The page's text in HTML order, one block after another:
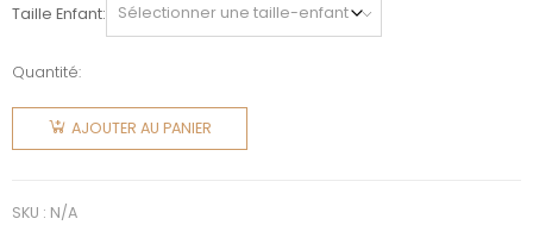
Taille Enfant
Quantité:
quantité
Déguisement
neige
AJOUTER AU PANIER
SKU : N/A